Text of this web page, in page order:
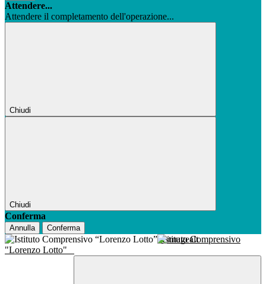
Attendere...
Attendere il completamento dell'operazione...
Chiudi
Chiudi
Conferma
Annulla Conferma
Istituto Comprensivo
"Lorenzo Lotto"